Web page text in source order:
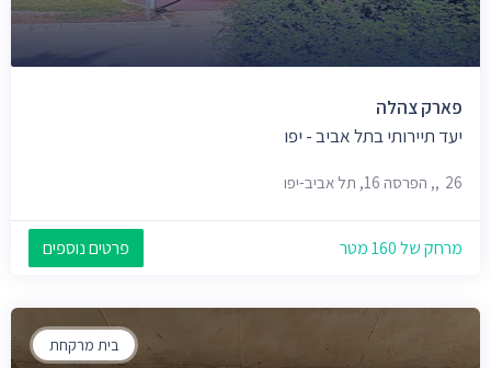
פארק צהלה
יעד תיירותי בתל אביב - יפו
26,, הפרסה 16, תל אביב-יפו
מרחק של 160 מטר פרטים נוספים
בית מרקחת